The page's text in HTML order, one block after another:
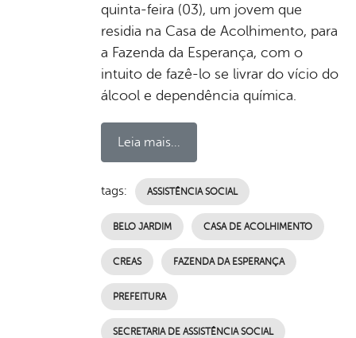
quinta-feira (03), um jovem que
residia na Casa de Acolhimento, para
a Fazenda da Esperança, com o
intuito de fazê-lo se livrar do vício do
álcool e dependência química.
Leia mais...
tags: ASSISTÊNCIA SOCIAL
BELO JARDIM CASA DE ACOLHIMENTO
CREAS FAZENDA DA ESPERANÇA
PREFEITURA
SECRETARIA DE ASSISTÊNCIA SOCIAL